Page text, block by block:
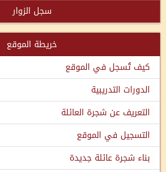
سجل الزوار
خريطة الموقع
كيف تُسجل في الموقع
الدورات التدريبية
التعريف عن شجرة العائلة
التسجيل في الموقع
بناء شجرة عائلة جديدة